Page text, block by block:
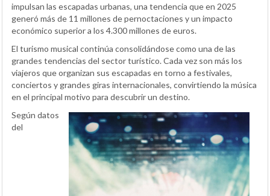
impulsan las escapadas urbanas, una tendencia que en 2025
generó más de 11 millones de pernoctaciones y un impacto
económico superior a los 4.300 millones de euros.
El turismo musical continúa consolidándose como una de las
grandes tendencias del sector turístico. Cada vez son más los
viajeros que organizan sus escapadas en torno a festivales,
conciertos y grandes giras internacionales, convirtiendo la música
en el principal motivo para descubrir un destino.
Según datos
del